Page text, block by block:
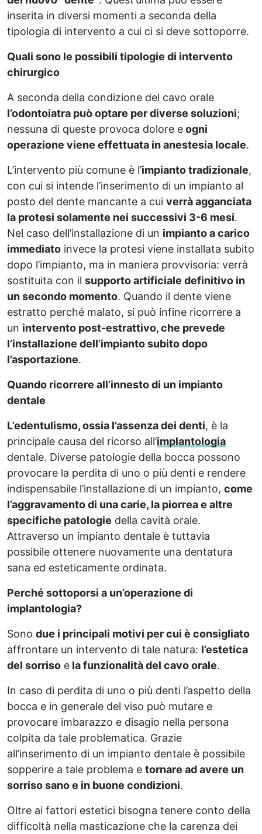
inserita in diversi momenti a seconda della
tipologia di intervento a cui ci si deve sottoporre.
Quali sono le possibili tipologie di intervento
chirurgico
A seconda della condizione del cavo orale
l’odontoiatra può optare per diverse soluzioni;
nessuna di queste provoca dolore eogni
operazione viene effettuata in anestesia locale.
L’intervento più comune è l’impianto tradizionale,
con cui si intende l’inserimento di un impianto al
posto del dente mancante a cui verrà agganciata
la protesi solamente nei successivi 3-6 mesi.
Nel caso dell’installazione di un impianto a carico
immediato invece la protesi viene installata subito
dopo l’impianto, ma in maniera provvisoria: verrà
sostituita con il supporto artificiale definitivo in
un secondo momento. Quando il dente viene
estratto perché malato, si può infine ricorrere a
un intervento post-estrattivo, che prevede
l’installazione dell’impianto subito dopo
l’asportazione.
Quando ricorrere all’innesto di un impianto
dentale
L’edentulismo, ossia l’assenza dei denti, è la
principale causa del ricorso all’implantologia
dentale. Diverse patologie della bocca possono
provocare la perdita di uno o più denti e rendere
indispensabile l’installazione di un impianto, come
l’aggravamento di una carie, la piorrea e altre
specifiche patologie della cavità orale.
Attraverso un impianto dentale è tuttavia
possibile ottenere nuovamente una dentatura
sana ed esteticamente ordinata.
Perché sottoporsi a un’operazione di
implantologia?
Sono due i principali motivi per cui è consigliato
affrontare un intervento di tale natura: l’estetica
del sorriso e la funzionalità del cavo orale.
In caso di perdita di uno o più denti l’aspetto della
bocca e in generale del viso può mutare e
provocare imbarazzo e disagio nella persona
colpita da tale problematica. Grazie
all’inserimento di un impianto dentale è possibile
sopperire a tale problema e tornare ad avere un
sorriso sano e in buone condizioni.
Oltre ai fattori estetici bisogna tenere conto della
difficoltà nella masticazione che la carenza dei